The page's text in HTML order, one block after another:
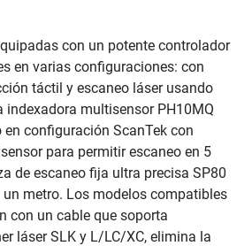
con un potente controlador
en varias configuraciones: con
táctil y escaneo láser usando
indexadora multisensor PH10MQ
configuración ScanTek con
para permitir escaneo en 5
de escaneo fija ultra precisa SP80
metro. Los modelos compatibles
con un cable que soporta
láser SLK y L/LC/XC, elimina la